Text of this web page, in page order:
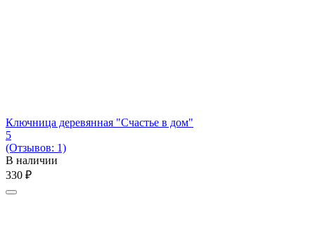
Ключница деревянная "Счастье в дом"
5
(Отзывов: 1)
В наличии
‍330‍ ₽